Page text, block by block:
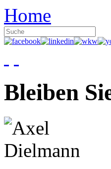
Home
Bleiben